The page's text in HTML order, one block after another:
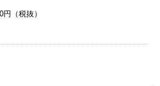
（税抜）